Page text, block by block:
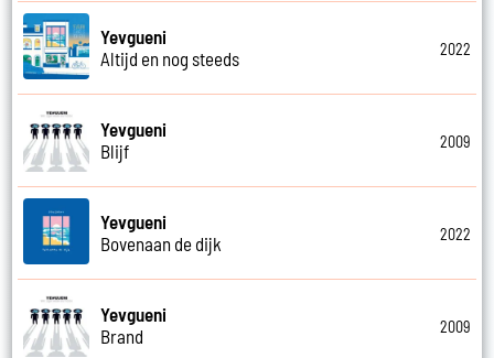
Yevgueni
Altijd en nog steeds
2022
Yevgueni
Blijf
2009
Yevgueni
Bovenaan de dijk
2022
Yevgueni
Brand
2009